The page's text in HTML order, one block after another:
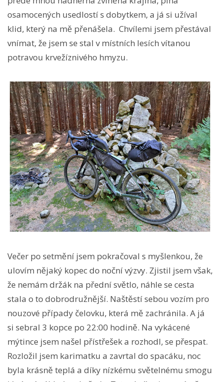
osamocených usedlostí s dobytkem, a já si užíval
klid, který na mě přenášela. Chvílemi jsem přestával
vnímat, že jsem se stal v místních lesích vítanou
potravou krvežíznivého hmyzu.
Večer po setmění jsem pokračoval s myšlenkou, že
ulovím nějaký kopec do noční výzvy. Zjistil jsem však,
že nemám držák na přední světlo, náhle se cesta
stala o to dobrodružnější. Naštěstí sebou vozím pro
nouzové případy čelovku, která mě zachránila. A já
si sebral 3 kopce po 22:00 hodině. Na vykácené
mýtince jsem našel přístřešek a rozhodl, se přespat.
Rozložil jsem karimatku a zavrtal do spacáku, noc
byla krásně teplá a díky nízkému světelnému smogu